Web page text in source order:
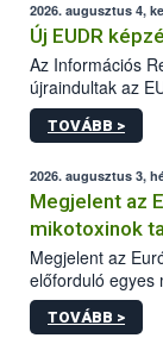
2026. augusztus 4,
Új EUDR
Az Információs
újraindultak az
képzések.
TOVÁBB >
2026. augusztus 3,
Megjelent az
mikotoxinok
Megjelent az
előforduló egyes
2027-től új
hatályos uniós
TOVÁBB >